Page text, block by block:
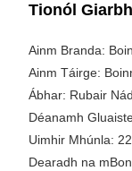
Tionól
Ainm Branda:
Ainm Táirge:
Ábhar: Rubair
Déanamh
Uimhir Mhúnla:
Dearadh na